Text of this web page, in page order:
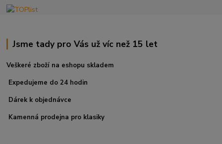
Jsme tady pro Vás už víc než 15 let
Veškeré zboží na eshopu skladem
Expedujeme do 24 hodin
Dárek k objednávce
Kamenná prodejna pro klasiky